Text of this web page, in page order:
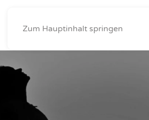
Zum Hauptinhalt springen
Ergotherapie Schaab